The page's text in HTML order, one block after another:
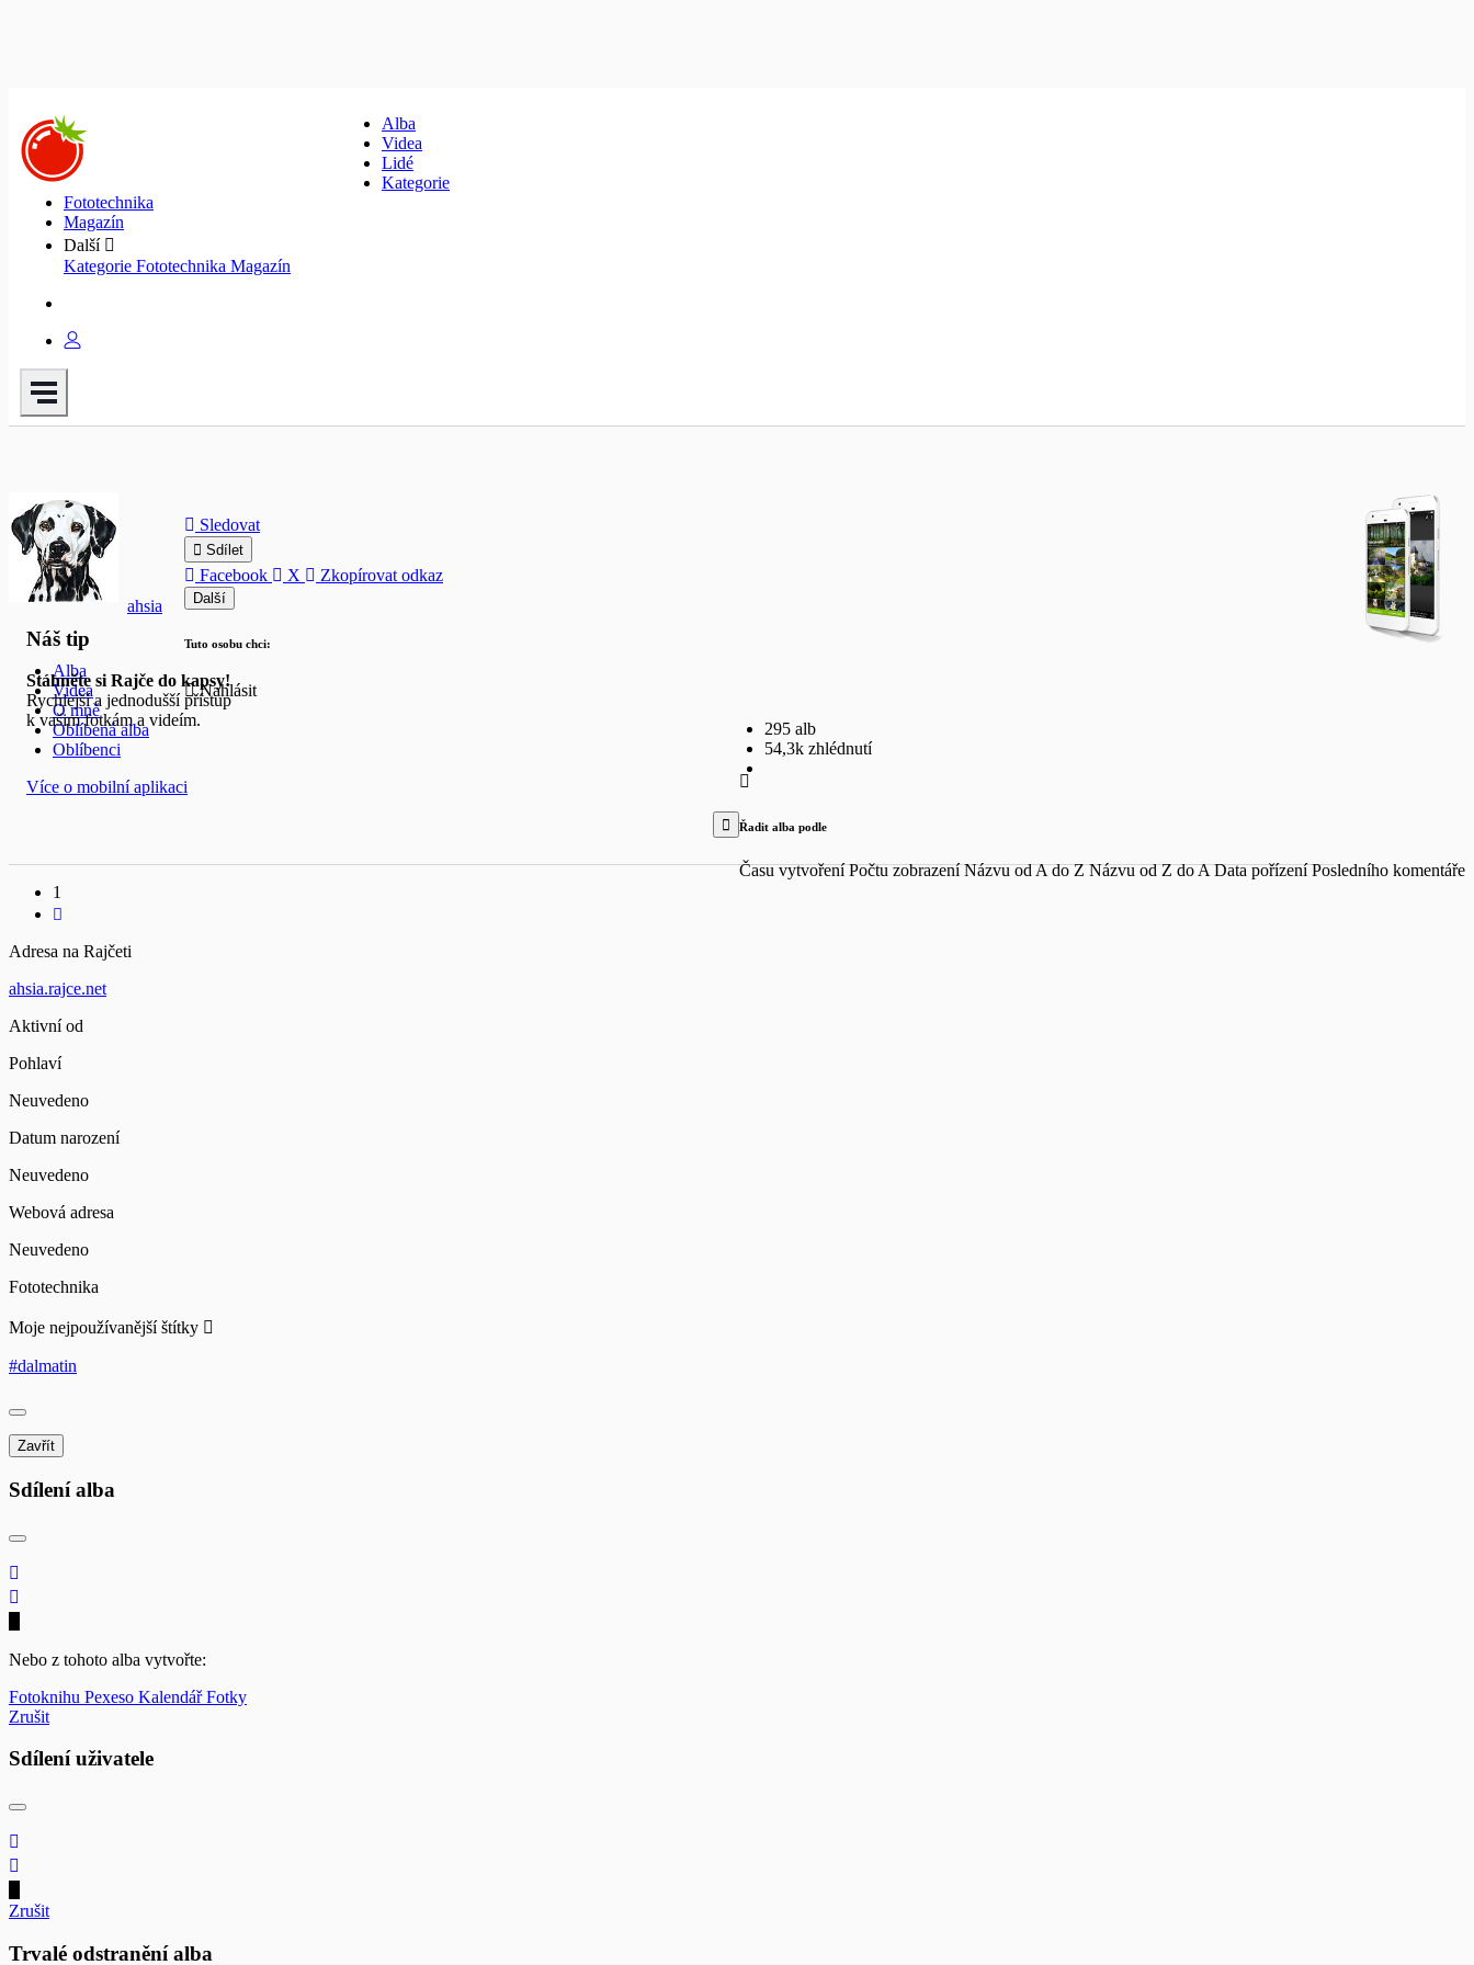
Alba
Videa
Lidé
Kategorie
Fototechnika
Magazín
Další
Kategorie Fototechnika Magazín
ahsia
Sledovat
Sdílet
Facebook X Zkopírovat odkaz
Další
Tuto osobu chci:
Nahlásit
295 alb
54,3k zhlédnutí
Náš tip
Stáhněte si Rajče do kapsy!
Rychlejší a jednodušší přístup
k vašim fotkám a videím.
Alba
Videa
O mně
Oblíbená alba
Oblíbenci
Více o mobilní aplikaci
Řadit alba podle
Času vytvoření Počtu zobrazení Názvu od A do Z Názvu od Z do A Data pořízení Posledního komentáře
1
Adresa na Rajčeti
ahsia.rajce.net
Aktivní od
Pohlaví
Neuvedeno
Datum narození
Neuvedeno
Webová adresa
Neuvedeno
Fototechnika
Moje nejpoužívanější štítky
#dalmatin
Zavřít
Sdílení alba
Nebo z tohoto alba vytvořte:
Fotoknihu Pexeso KalendářFotky
Zrušit
Sdílení uživatele
Zrušit
Trvalé odstranění alba